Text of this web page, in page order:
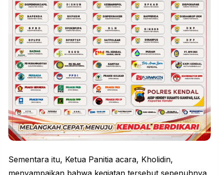
Sementara itu, Ketua Panitia acara, Kholidin,